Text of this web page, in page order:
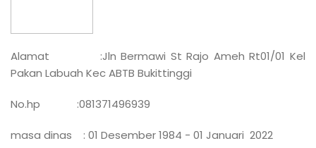
Alamat :Jln Bermawi St Rajo Ameh Rt01/01 Kel
Pakan Labuah Kec ABTB Bukittinggi
No.hp :081371496939
masa dinas : 01 Desember 1984 - 01 Januari 2022